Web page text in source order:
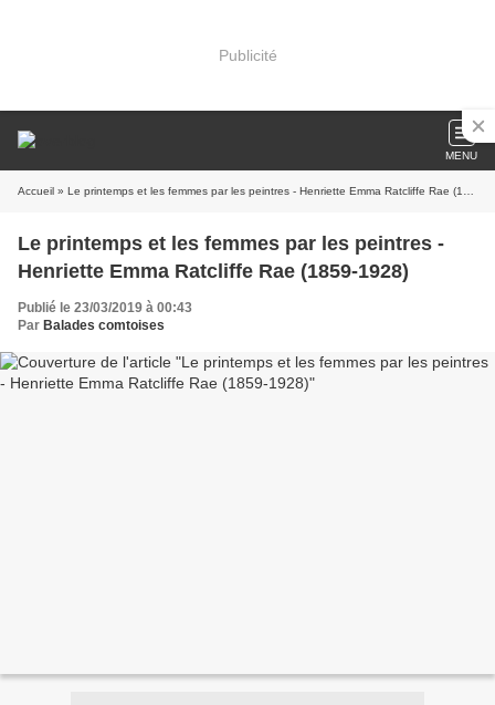
Publicité
MENU
Accueil » Le printemps et les femmes par les peintres - Henriette Emma Ratcliffe Rae (1859-1928)
Le printemps et les femmes par les peintres -
Henriette Emma Ratcliffe Rae (1859-1928)
Publié le 23/03/2019 à 00:43
Par Balades comtoises